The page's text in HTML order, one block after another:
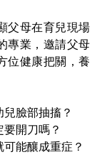
父母在育兒現場
專業，邀請父母
位健康把關，養
臉部抽搐？
開刀嗎？
能釀成重症？